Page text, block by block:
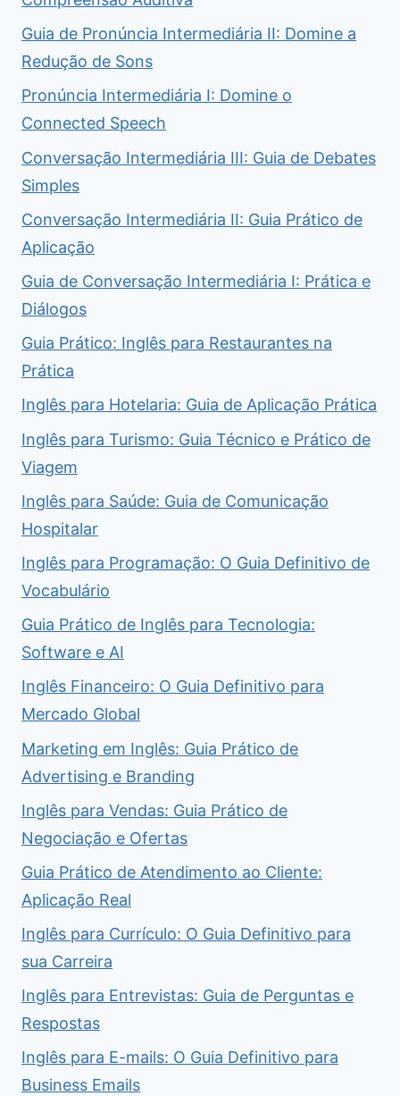
Guia de Pronúncia Intermediária II: Domine a
Redução de Sons
Pronúncia Intermediária I: Domine o
Connected Speech
Conversação Intermediária III: Guia de Debates
Simples
Conversação Intermediária II: Guia Prático de
Aplicação
Guia de Conversação Intermediária I: Prática e
Diálogos
Guia Prático: Inglês para Restaurantes na
Prática
Inglês para Hotelaria: Guia de Aplicação Prática
Inglês para Turismo: Guia Técnico e Prático de
Viagem
Inglês para Saúde: Guia de Comunicação
Hospitalar
Inglês para Programação: O Guia Definitivo de
Vocabulário
Guia Prático de Inglês para Tecnologia:
Software e AI
Inglês Financeiro: O Guia Definitivo para
Mercado Global
Marketing em Inglês: Guia Prático de
Advertising e Branding
Inglês para Vendas: Guia Prático de
Negociação e Ofertas
Guia Prático de Atendimento ao Cliente:
Aplicação Real
Inglês para Currículo: O Guia Definitivo para
sua Carreira
Inglês para Entrevistas: Guia de Perguntas e
Respostas
Inglês para E-mails: O Guia Definitivo para
Business Emails